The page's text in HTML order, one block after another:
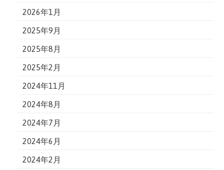
2026年1月
2025年9月
2025年8月
2025年2月
2024年11月
2024年8月
2024年7月
2024年6月
2024年2月